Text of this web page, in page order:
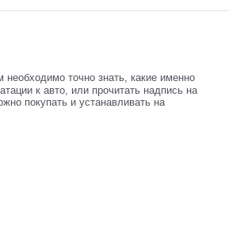
точно знать, какие именно
к авто, или прочитать надпись на
покупать и устанавливать на